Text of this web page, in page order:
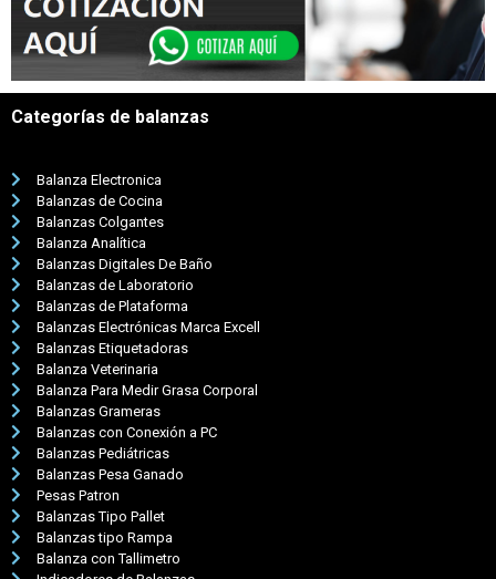
Categorías de balanzas
Balanza Electronica
Balanzas de Cocina
Balanzas Colgantes
Balanza Analítica
Balanzas Digitales De Baño
Balanzas de Laboratorio
Balanzas de Plataforma
Balanzas Electrónicas Marca Excell
Balanzas Etiquetadoras
Balanza Veterinaria
Balanza Para Medir Grasa Corporal
Balanzas Grameras
Balanzas con Conexión a PC
Balanzas Pediátricas
Balanzas Pesa Ganado
Pesas Patron
Balanzas Tipo Pallet
Balanzas tipo Rampa
Balanza con Tallimetro